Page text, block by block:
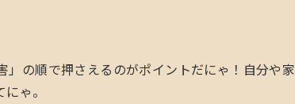
の順で押さえるのがポイントだにゃ！自分や家
ゃ。